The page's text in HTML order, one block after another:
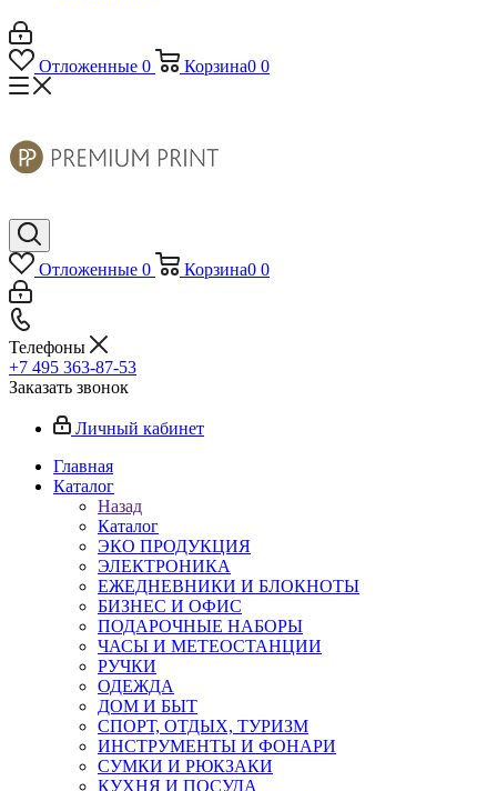
Отложенные 0 Корзина0 0
Отложенные 0 Корзина0 0
Телефоны
+7 495 363-87-53
Заказать звонок
Личный кабинет
Главная
Каталог
Назад
Каталог
ЭКО ПРОДУКЦИЯ
ЭЛЕКТРОНИКА
ЕЖЕДНЕВНИКИ И БЛОКНОТЫ
БИЗНЕС И ОФИС
ПОДАРОЧНЫЕ НАБОРЫ
ЧАСЫ И МЕТЕОСТАНЦИИ
РУЧКИ
ОДЕЖДА
ДОМ И БЫТ
СПОРТ, ОТДЫХ, ТУРИЗМ
ИНСТРУМЕНТЫ И ФОНАРИ
СУМКИ И РЮКЗАКИ
КУХНЯ И ПОСУДА